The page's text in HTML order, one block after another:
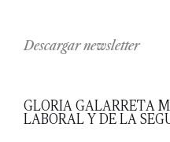
Descargar newsletter
GLORIA GALARRETA
LABORAL Y DE LA